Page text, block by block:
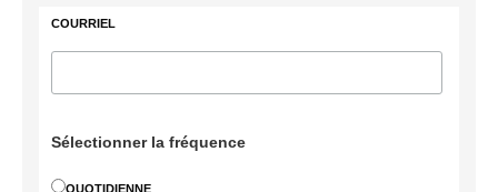
COURRIEL
Sélectionner la fréquence
QUOTIDIENNE